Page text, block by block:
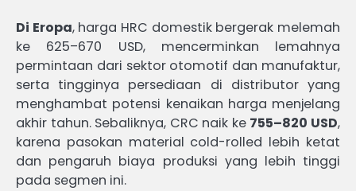
Di Eropa, harga HRC domestik bergerak melemah
ke 625–670 USD, mencerminkan lemahnya
permintaan dari sektor otomotif dan manufaktur,
serta tingginya persediaan di distributor yang
menghambat potensi kenaikan harga menjelang
akhir tahun. Sebaliknya, CRC naik ke 755–820 USD,
karena pasokan material cold-rolled lebih ketat
dan pengaruh biaya produksi yang lebih tinggi
pada segmen ini.